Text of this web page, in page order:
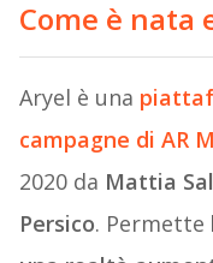
Come è nata
Aryel è una
campagne di AR
2020 da Mattia
Persico. Permette